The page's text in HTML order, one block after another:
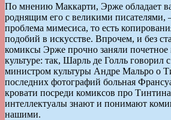
По мнению Маккарти, Эрже обладает
роднящим его с великими писателями,
проблема мимесиса, то есть
подобий в искусстве. Впрочем, и без
комиксы Эрже прочно заняли почетное
культуре: так, Шарль де Голль говорил
министром культуры Андре Мальро о
последних фотографий больная
кровати посреди комиксов про
интеллектуалы знают и понимают
нашими.